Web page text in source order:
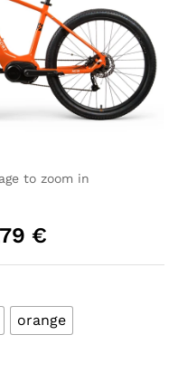
to zoom in
€
orange